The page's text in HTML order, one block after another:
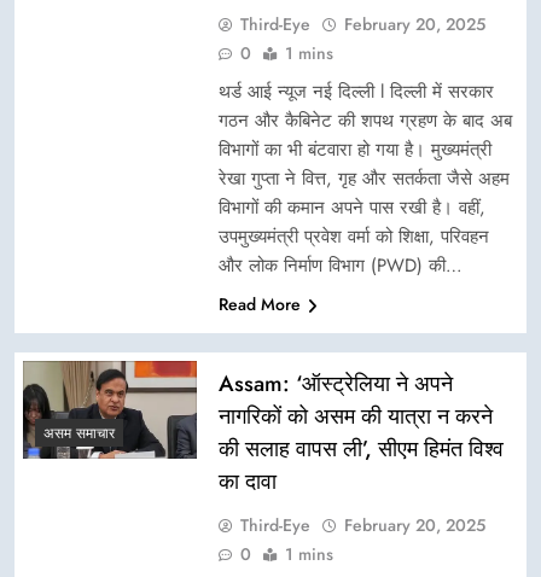
Third-Eye
February 20, 2025
0
1 mins
थर्ड आई न्यूज नई दिल्ली l दिल्ली में सरकार
गठन और कैबिनेट की शपथ ग्रहण के बाद अब
विभागों का भी बंटवारा हो गया है। मुख्यमंत्री
रेखा गुप्ता ने वित्त, गृह और सतर्कता जैसे अहम
विभागों की कमान अपने पास रखी है। वहीं,
उपमुख्यमंत्री प्रवेश वर्मा को शिक्षा, परिवहन
और लोक निर्माण विभाग (PWD) की…
Read More
असम समाचार
Assam: ‘ऑस्ट्रेलिया ने अपने
नागरिकों को असम की यात्रा न करने
की सलाह वापस ली’, सीएम हिमंत विश्व
का दावा
Third-Eye
February 20, 2025
0
1 mins